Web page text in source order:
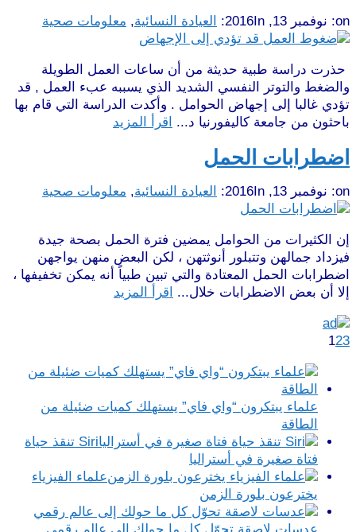
on: نوفمبر 13, 2016 In: العيادة النسائية, معلومات صحية
حذرت دراسة طبية حديثة من أن ساعات العمل الطويلة
والضغط والتوتر النفسي الشديد الذي يسببه عبء العمل , قد
تؤدي غالبا إلى إجهاض الحوامل . وأكدت الدراسة التي قام بها
باحثون من جامعة كاليفورنيا د...
اقرأ المزيد
اضطرابات الحمل
on: نوفمبر 13, 2016 In: العيادة النسائية, معلومات صحية
إن الكثيرات من الحوامل يمضين فترة الحمل بصحة جيدة
فيزداد جمالهن وتتبلور أنوثتهن ، لكن البعض منهن يواجهن
اضطرابات الحمل المعتادة والتي تبين طبياً أنه يمكن تخفيفها ،
إلا أن بعض الاضطرابات خلال...
اقرأ المزيد
123
علماء يبتكرون “واي فاي” يستهلك كميات ضئيلة من
الطاقة
Siri تنقذ حياة
فتاة صغيرة في أستراليا
علماء الفيزياء
يخترعون بلورة الزمن